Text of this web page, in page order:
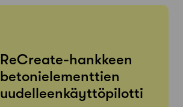
ReCreate-hankkeen
betonielementtien
uudelleenkäyttöpilotti